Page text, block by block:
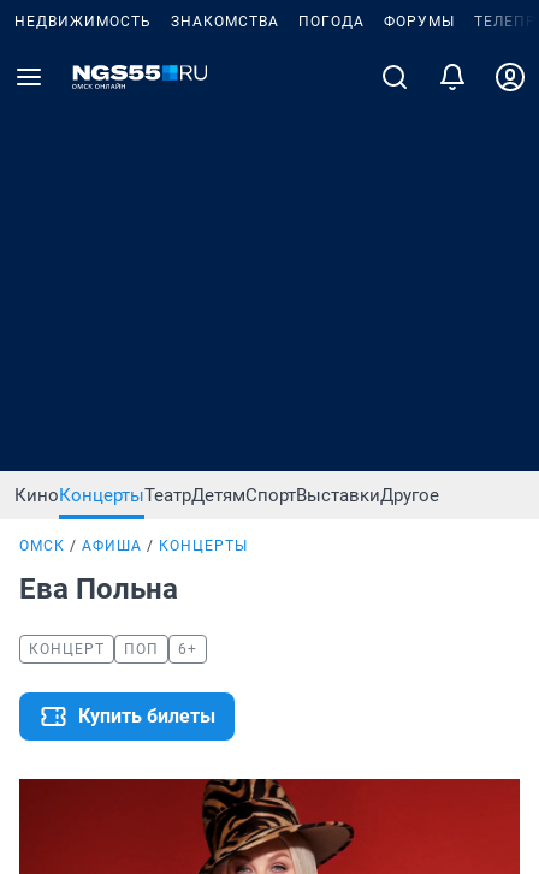
НЕДВИЖИМОСТЬ ЗНАКОМСТВА ПОГОДА ФОРУМЫ
КиноКонцертыТеатрДетямСпортВыставкиДругое
ОМСК АФИША КОНЦЕРТЫ
Ева Польна
КОНЦЕРТ ПОП 6+
Купить билеты